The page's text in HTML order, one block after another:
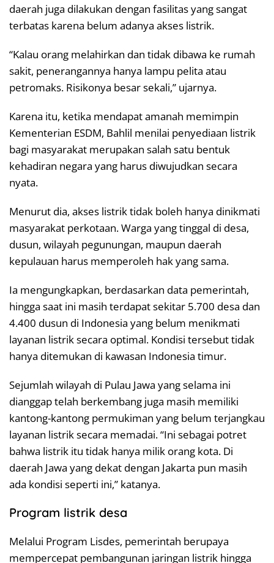
daerah juga dilakukan dengan fasilitas yang sangat
terbatas karena belum adanya akses listrik.
“Kalau orang melahirkan dan tidak dibawa ke rumah
sakit, penerangannya hanya lampu pelita atau
petromaks. Risikonya besar sekali,” ujarnya.
Karena itu, ketika mendapat amanah memimpin
Kementerian ESDM, Bahlil menilai penyediaan listrik
bagi masyarakat merupakan salah satu bentuk
kehadiran negara yang harus diwujudkan secara
nyata.
Menurut dia, akses listrik tidak boleh hanya dinikmati
masyarakat perkotaan. Warga yang tinggal di desa,
dusun, wilayah pegunungan, maupun daerah
kepulauan harus memperoleh hak yang sama.
Ia mengungkapkan, berdasarkan data pemerintah,
hingga saat ini masih terdapat sekitar 5.700 desa dan
4.400 dusun di Indonesia yang belum menikmati
layanan listrik secara optimal. Kondisi tersebut tidak
hanya ditemukan di kawasan Indonesia timur.
Sejumlah wilayah di Pulau Jawa yang selama ini
dianggap telah berkembang juga masih memiliki
kantong-kantong permukiman yang belum terjangkau
layanan listrik secara memadai. “Ini sebagai potret
bahwa listrik itu tidak hanya milik orang kota. Di
daerah Jawa yang dekat dengan Jakarta pun masih
ada kondisi seperti ini,” katanya.
Program listrik desa
Melalui Program Lisdes, pemerintah berupaya
mempercepat pembangunan jaringan listrik hingga